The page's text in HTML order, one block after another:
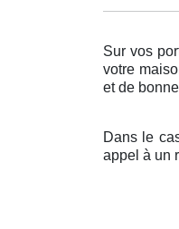
Sur vos
votre
et de
Dans le
appel à un